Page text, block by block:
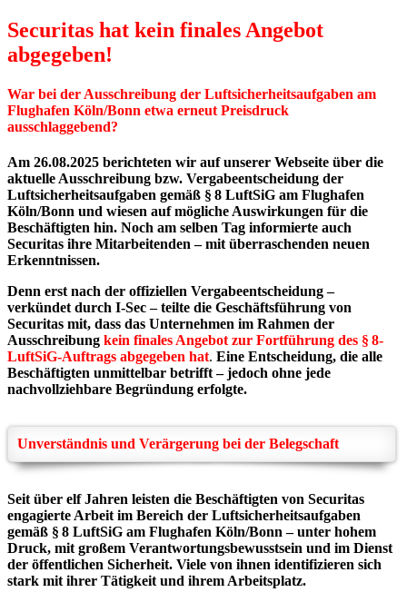
Securitas hat kein finales Angebot
abgegeben!
War bei der Ausschreibung der Luftsicherheitsaufgaben am
Flughafen Köln/Bonn etwa erneut Preisdruck
ausschlaggebend?
Am 26.08.2025 berichteten wir auf unserer Webseite über die
aktuelle Ausschreibung bzw. Vergabeentscheidung der
Luftsicherheitsaufgaben gemäß § 8 LuftSiG am Flughafen
Köln/Bonn und wiesen auf mögliche Auswirkungen für die
Beschäftigten hin. Noch am selben Tag informierte auch
Securitas ihre Mitarbeitenden – mit überraschenden neuen
Erkenntnissen.
Denn erst nach der offiziellen Vergabeentscheidung –
verkündet durch I-Sec – teilte die Geschäftsführung von
Securitas mit, dass das Unternehmen im Rahmen der
Ausschreibung kein finales Angebot zur Fortführung des § 8-
LuftSiG-Auftrags abgegeben hat. Eine Entscheidung, die alle
Beschäftigten unmittelbar betrifft – jedoch ohne jede
nachvollziehbare Begründung erfolgte.
Unverständnis und Verärgerung bei der Belegschaft
Seit über elf Jahren leisten die Beschäftigten von Securitas
engagierte Arbeit im Bereich der Luftsicherheitsaufgaben
gemäß § 8 LuftSiG am Flughafen Köln/Bonn – unter hohem
Druck, mit großem Verantwortungsbewusstsein und im Dienst
der öffentlichen Sicherheit. Viele von ihnen identifizieren sich
stark mit ihrer Tätigkeit und ihrem Arbeitsplatz.